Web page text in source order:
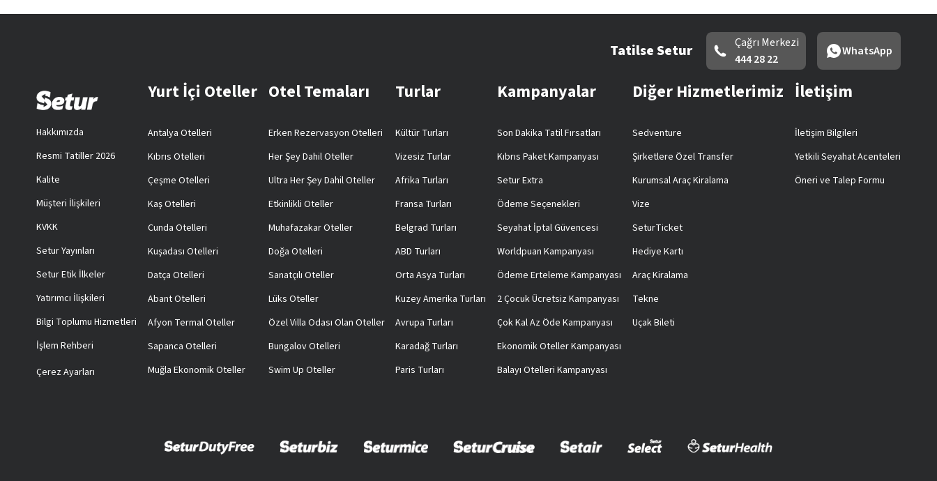
Tatilse Setur
Çağrı Merkezi
444 28 22
WhatsApp
Hakkımızda
Resmi Tatiller 2026
Kalite
Müşteri İlişkileri
KVKK
Setur Yayınları
Setur Etik İlkeler
Yatırımcı İlişkileri
Bilgi Toplumu Hizmetleri
İşlem Rehberi
Çerez Ayarları
Yurt İçi Oteller
Antalya Otelleri
Kıbrıs Otelleri
Çeşme Otelleri
Kaş Otelleri
Cunda Otelleri
Kuşadası Otelleri
Datça Otelleri
Abant Otelleri
Afyon Termal Oteller
Sapanca Otelleri
Muğla Ekonomik Oteller
Otel Temaları
Erken Rezervasyon Otelleri
Her Şey Dahil Oteller
Ultra Her Şey Dahil Oteller
Etkinlikli Oteller
Muhafazakar Oteller
Doğa Otelleri
Sanatçılı Oteller
Lüks Oteller
Özel Villa Odası Olan Oteller
Bungalov Otelleri
Swim Up Oteller
Turlar
Kültür Turları
Vizesiz Turlar
Afrika Turları
Fransa Turları
Belgrad Turları
ABD Turları
Orta Asya Turları
Kuzey Amerika Turları
Avrupa Turları
Karadağ Turları
Paris Turları
Kampanyalar
Son Dakika Tatil Fırsatları
Kıbrıs Paket Kampanyası
Setur Extra
Ödeme Seçenekleri
Seyahat İptal Güvencesi
Worldpuan Kampanyası
Ödeme Erteleme Kampanyası
2 Çocuk Ücretsiz Kampanyası
Çok Kal Az Öde Kampanyası
Ekonomik Oteller Kampanyası
Balayı Otelleri Kampanyası
Diğer Hizmetlerimiz
Sedventure
Şirketlere Özel Transfer
Kurumsal Araç Kiralama
Vize
SeturTicket
Hediye Kartı
Araç Kiralama
Tekne
Uçak Bileti
İletişim
İletişim Bilgileri
Yetkili Seyahat Acenteleri
Öneri ve Talep Formu